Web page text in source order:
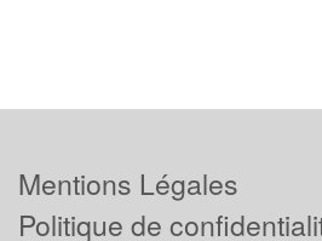
Mentions Légales
Politique de